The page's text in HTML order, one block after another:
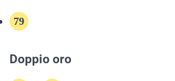
79
Doppio oro